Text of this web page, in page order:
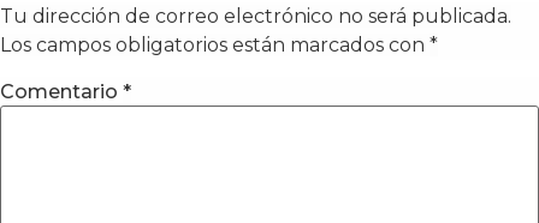
Tu dirección de correo electrónico no será publicada.
Los campos obligatorios están marcados con *
Comentario *